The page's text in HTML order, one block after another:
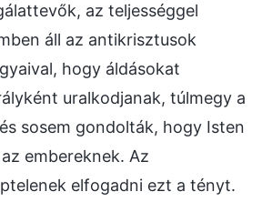
az teljességgel
áll az antikrisztusok
hogy áldásokat
uralkodjanak, túlmegy a
sosem gondolták, hogy Isten
embereknek. Az
elfogadni ezt a tényt.